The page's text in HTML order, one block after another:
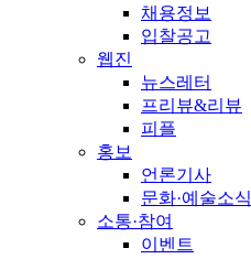
채용정보
입찰공고
웹진
뉴스레터
프리뷰&리뷰
피플
홍보
언론기사
문화·예술소식
소통·참여
이벤트